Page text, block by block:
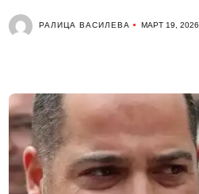
РАЛИЦА ВАСИЛЕВА МАРТ 19, 2026